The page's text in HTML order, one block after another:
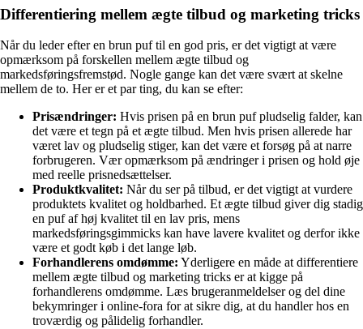
Differentiering mellem ægte tilbud og marketing tricks
Når du leder efter en brun puf til en god pris, er det vigtigt at være
opmærksom på forskellen mellem ægte tilbud og
markedsføringsfremstød. Nogle gange kan det være svært at skelne
mellem de to. Her er et par ting, du kan se efter:
Prisændringer: Hvis prisen på en brun puf pludselig falder, kan
det være et tegn på et ægte tilbud. Men hvis prisen allerede har
været lav og pludselig stiger, kan det være et forsøg på at narre
forbrugeren. Vær opmærksom på ændringer i prisen og hold øje
med reelle prisnedsættelser.
Produktkvalitet: Når du ser på tilbud, er det vigtigt at vurdere
produktets kvalitet og holdbarhed. Et ægte tilbud giver dig stadig
en puf af høj kvalitet til en lav pris, mens
markedsføringsgimmicks kan have lavere kvalitet og derfor ikke
være et godt køb i det lange løb.
Forhandlerens omdømme: Yderligere en måde at differentiere
mellem ægte tilbud og marketing tricks er at kigge på
forhandlerens omdømme. Læs brugeranmeldelser og del dine
bekymringer i online-fora for at sikre dig, at du handler hos en
troværdig og pålidelig forhandler.